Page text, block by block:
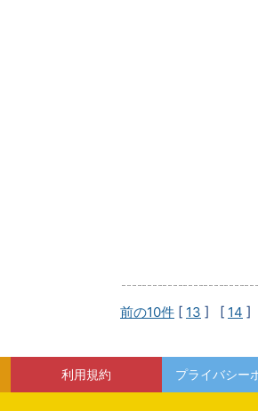
前の10件 [ 13 ] [ 14 ]
利用規約 プライバシー